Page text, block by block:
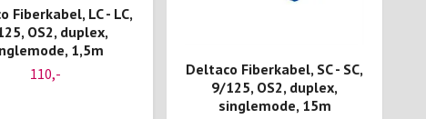
Fiberkabel, LC - LC,
OS2, duplex,
1,5m
110,-
Deltaco Fiberkabel, SC - SC,
9/125, OS2, duplex,
singlemode, 15m